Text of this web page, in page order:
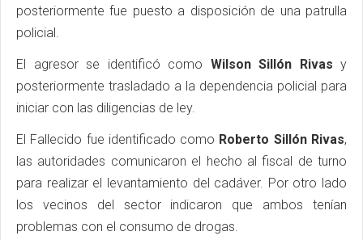
posteriormente fue puesto a disposición de una patrulla
policial.
El agresor se identificó como Wilson Sillón Rivas y
posteriormente trasladado a la dependencia policial para
iniciar con las diligencias de ley.
El Fallecido fue identificado como Roberto Sillón Rivas,
las autoridades comunicaron el hecho al fiscal de turno
para realizar el levantamiento del cadáver. Por otro lado
los vecinos del sector indicaron que ambos tenían
problemas con el consumo de drogas.